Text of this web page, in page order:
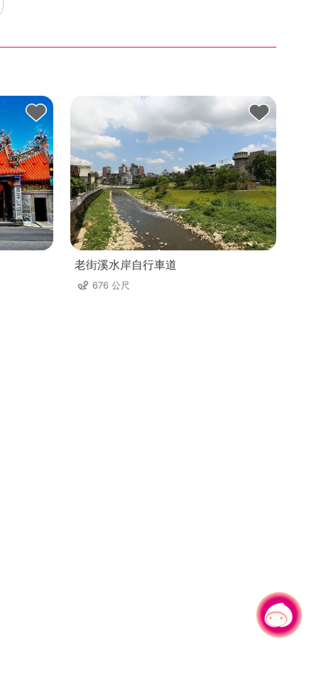
老街溪水岸自行車道
676 公尺